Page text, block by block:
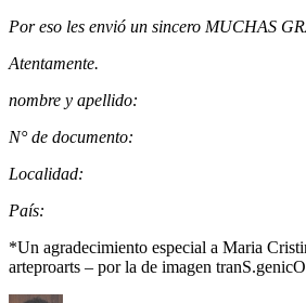
Por eso les envió un sincero MUCHAS
Atentamente.
nombre y apellido:
N° de documento:
Localidad:
País:
*Un agradecimiento especial a Maria
arteproarts – por la de imagen